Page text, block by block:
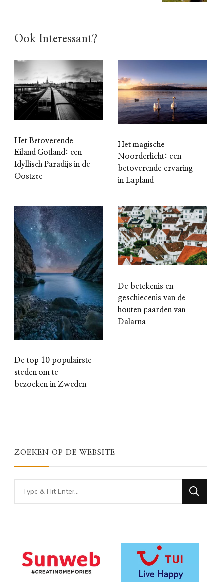
Ook Interessant?
Het Betoverende
Eiland Gotland: een
Idyllisch Paradijs in de
Oostzee
Het magische
Noorderlicht: een
betoverende ervaring
in Lapland
De top 10 populairste
steden om te
bezoeken in Zweden
De betekenis en
geschiedenis van de
houten paarden van
Dalarna
ZOEKEN OP DE WEBSITE
Looking
for